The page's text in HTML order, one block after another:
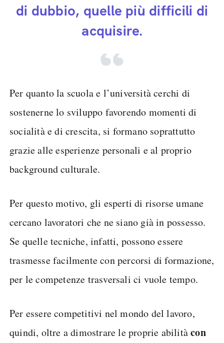
di dubbio, quelle più difficili di
acquisire.
Per quanto la scuola e l’università cerchi di
sostenerne lo sviluppo favorendo momenti di
socialità e di crescita, si formano soprattutto
grazie alle esperienze personali e al proprio
background culturale.
Per questo motivo, gli esperti di risorse umane
cercano lavoratori che ne siano già in possesso.
Se quelle tecniche, infatti, possono essere
trasmesse facilmente con percorsi di formazione,
per le competenze trasversali ci vuole tempo.
Per essere competitivi nel mondo del lavoro,
quindi, oltre a dimostrare le proprie abilitàcon